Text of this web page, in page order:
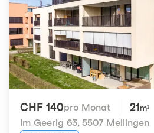
CHF 140pro Monat 21 m²
Im Geerig 63, 5507 Mellingen